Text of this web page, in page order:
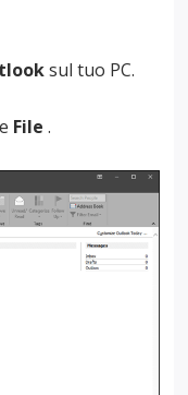
sul tuo PC.
File .